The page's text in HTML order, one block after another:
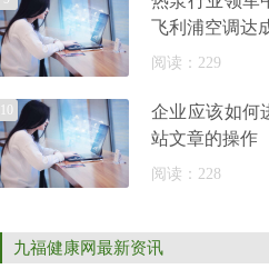
飞利浦空调达
阅读：229
企业应该如何
站文章的操作
阅读：228
九福健康网最新资讯